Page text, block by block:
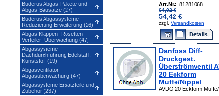
Buderus Abgas-Pakete und
Abgas-Bausätze (27)
Buderus Abgassysteme
Reduzierung Erweiterung (26)
Abgas Klappen- Rosetten-
Verteiler- Überwachung (47)
Abgassysteme
Dachdurchführung Edelstahl,
Kunststoff (19)
Abgasventilator
Abgasüberwachung (47)
Abgassysteme Ersatzteile und
Zubehör (237)
Art.Nr.: 81281068
64,02 €
54,42 €
zzgl. Versandkosten
Danfoss Diff-
Druckgest.
Überströmventil
20 Eckform
Muffe/Nippel
AVDO 20 Eckform